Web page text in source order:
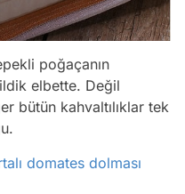
poğaçanın
elbette. Değil
bütün kahvaltılıklar tek
domates dolması